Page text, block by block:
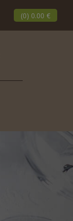
(0) 0.00 €